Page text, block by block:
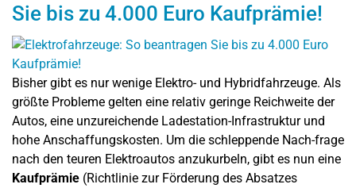
Sie bis zu 4.000 Euro Kaufprämie!
Bisher gibt es nur wenige Elektro- und Hybridfahrzeuge. Als
größte Probleme gelten eine relativ geringe Reichweite der
Autos, eine unzureichende Ladestation-Infrastruktur und
hohe Anschaffungskosten. Um die schleppende Nach-frage
nach den teuren Elektroautos anzukurbeln, gibt es nun eine
Kaufprämie (Richtlinie zur Förderung des Absatzes